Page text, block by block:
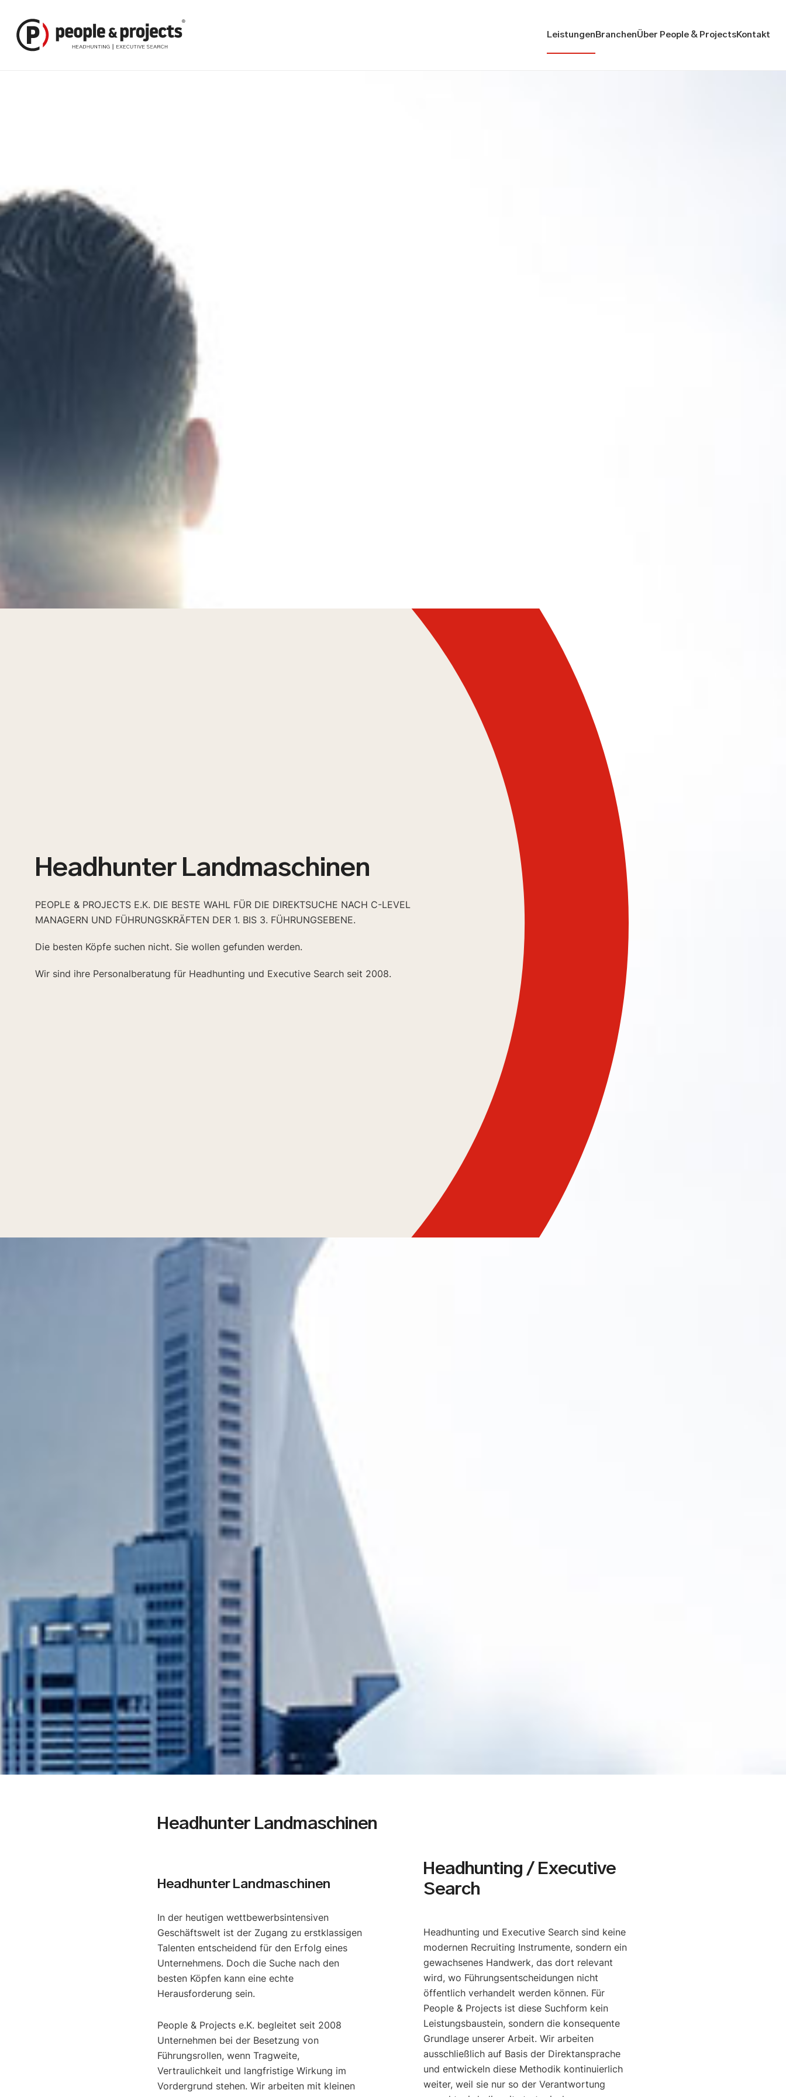
Leistungen BranchenÜber People & Projects Kontakt
Headhunter Landmaschinen
PEOPLE & PROJECTS E.K. DIE BESTE WAHL FÜR DIE DIREKTSUCHE NACH C-LEVEL
MANAGERN UND FÜHRUNGSKRÄFTEN DER 1. BIS 3. FÜHRUNGSEBENE.
Die besten Köpfe suchen nicht. Sie wollen gefunden werden.
Wir sind ihre Personalberatung für Headhunting und Executive Search seit 2008.
Headhunter Landmaschinen
Headhunter Landmaschinen
In der heutigen wettbewerbsintensiven
Geschäftswelt ist der Zugang zu erstklassigen
Talenten entscheidend für den Erfolg eines
Unternehmens. Doch die Suche nach den
besten Köpfen kann eine echte
Herausforderung sein.
People & Projects e.K. begleitet seit 2008
Unternehmen bei der Besetzung von
Führungsrollen, wenn Tragweite,
Vertraulichkeit und langfristige Wirkung im
Vordergrund stehen. Wir arbeiten mit kleinen
Headhunting / Executive
Search
Headhunting und Executive Search sind keine
modernen Recruiting Instrumente, sondern ein
gewachsenes Handwerk, das dort relevant
wird, wo Führungsentscheidungen nicht
öffentlich verhandelt werden können. Für
People & Projects ist diese Suchform kein
Leistungsbaustein, sondern die konsequente
Grundlage unserer Arbeit. Wir arbeiten
ausschließlich auf Basis der Direktansprache
und entwickeln diese Methodik kontinuierlich
weiter, weil sie nur so der Verantwortung